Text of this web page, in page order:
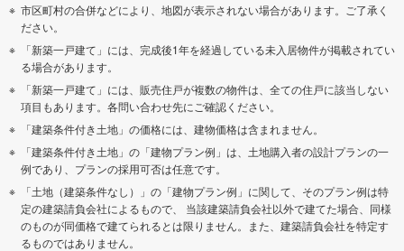
市区町村の合併などにより、地図が表示されない場合があります。ご了承く
ださい。
「新築一戸建て」には、完成後1年を経過している未入居物件が掲載されてい
る場合があります。
「新築一戸建て」には、販売住戸が複数の物件は、全ての住戸に該当しない
項目もあります。各問い合わせ先にご確認ください。
「建築条件付き土地」の価格には、建物価格は含まれません。
「建築条件付き土地」の「建物プラン例」は、土地購入者の設計プランの一
例であり、プランの採用可否は任意です。
「土地（建築条件なし）」の「建物プラン例」に関して、そのプラン例は特
定の建築請負会社によるもので、 当該建築請負会社以外で建てた場合、同様
のものが同価格で建てられるとは限りません。また、建築請負会社を特定す
るものではありません。